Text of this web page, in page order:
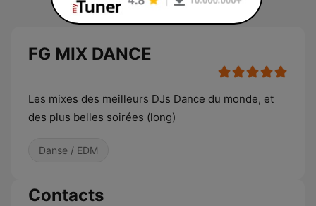
FG MIX DANCE
Les mixes des meilleurs DJs Dance du monde, et
des plus belles soirées (long)
Danse / EDM
Contacts